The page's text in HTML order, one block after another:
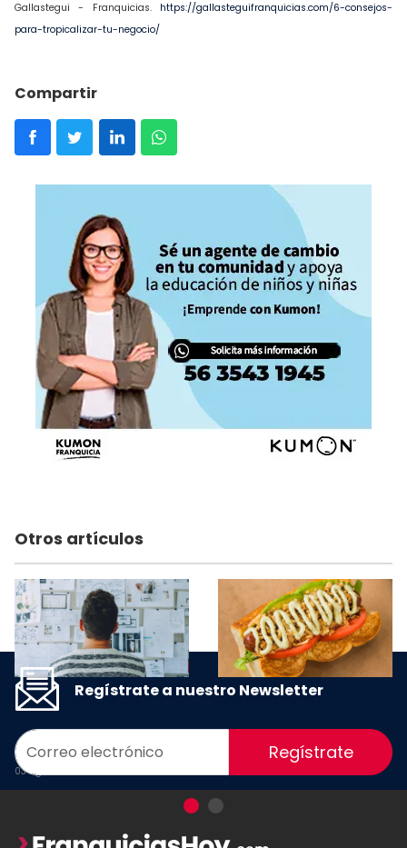
Gallastegui - Franquicias. https://gallasteguifranquicias.com/6-consejos-
para-tropicalizar-tu-negocio/
Compartir
Otros artículos
¿Negocio propio o
franquicia? La
decisión que puede
definir tu éxito
03 Agosto 2026
México da la
Haus, la cadena que
reinventó los hot dogs
Regístrate a nuestro Newsletter
Regístrate